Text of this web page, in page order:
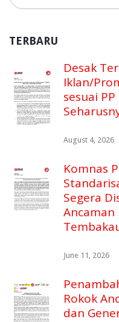
TERBARU
Desak
Iklan/
sesuai
August 4, 2026
Komnas
Segera
Ancaman
June 11, 2026
Rokok
dan